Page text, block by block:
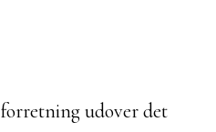
udover det